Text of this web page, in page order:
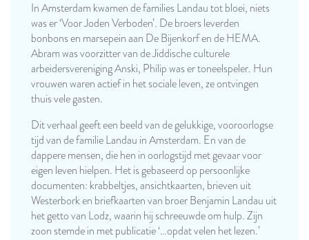
In Amsterdam kwamen de families Landau tot bloei, niets
was er ‘Voor Joden Verboden’. De broers leverden
bonbons en marsepein aan De Bijenkorf en de HEMA.
Abram was voorzitter van de Jiddische culturele
arbeidersvereniging Anski, Philip was er toneelspeler. Hun
vrouwen waren actief in het sociale leven, ze ontvingen
thuis vele gasten.
Dit verhaal geeft een beeld van de gelukkige, vooroorlogse
tijd van de familie Landau in Amsterdam. En van de
dappere mensen, die hen in oorlogstijd met gevaar voor
eigen leven hielpen. Het is gebaseerd op persoonlijke
documenten: krabbeltjes, ansichtkaarten, brieven uit
Westerbork en briefkaarten van broer Benjamin Landau uit
het getto van Lodz, waarin hij schreeuwde om hulp. Zijn
zoon stemde in met publicatie ‘…opdat velen het lezen.’